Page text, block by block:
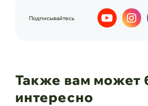
Подписывайтесь
Также вам может
интересно